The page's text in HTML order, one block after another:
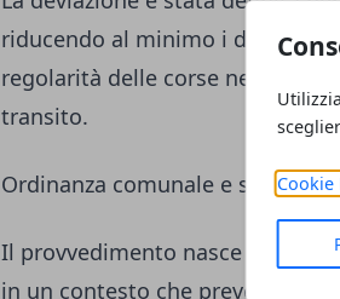
Cookie
riducendo al minimo i disagi per
regolarità delle corse
transito.
Ordinanza comunale e
Il provvedimento nasce da
in un contesto che prevede un